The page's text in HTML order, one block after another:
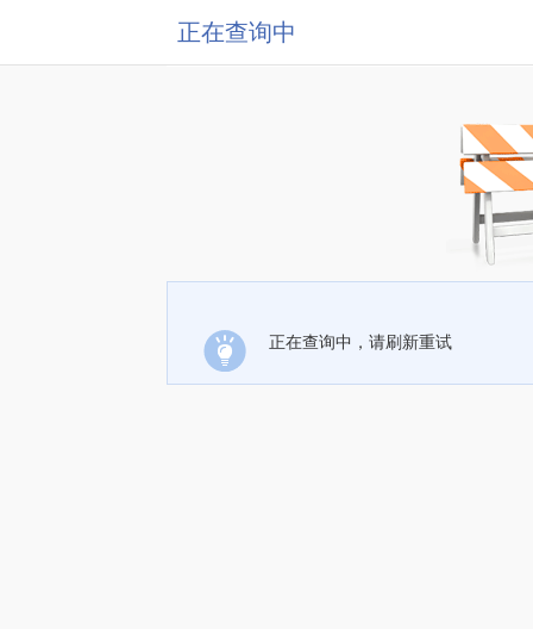
正在查询中
正在查询中，请刷新重试